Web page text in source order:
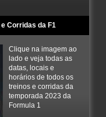
Corridas da F1
Clique na imagem ao
lado e veja todas as
datas, locais e
horários de todos os
treinos e corridas da
temporada 2023 da
Formula 1